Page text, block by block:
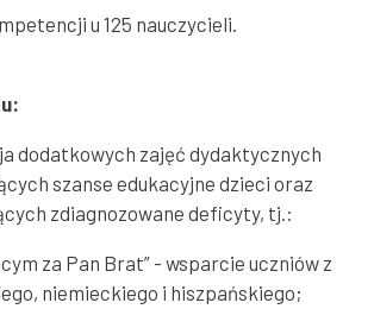
u 125 nauczycieli.
dodatkowych zajęć dydaktycznych
szanse edukacyjne dzieci oraz
zdiagnozowane deficyty, tj.:
za Pan Brat” - wsparcie uczniów z
niemieckiego i hiszpańskiego;